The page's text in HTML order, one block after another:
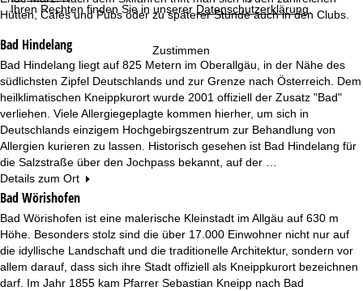
Ihren Rechten finden Sie in unserer Datenschutzerklärung
Zustimmen
Hütten, Cafés und Pubs oder zu späterer Stunde auch in den Clubs.
Bad Hindelang
Bad Hindelang liegt auf 825 Metern im Oberallgäu, in der Nähe des
südlichsten Zipfel Deutschlands und zur Grenze nach Österreich. Dem
heilklimatischen Kneippkurort wurde 2001 offiziell der Zusatz "Bad"
verliehen. Viele Allergiegeplagte kommen hierher, um sich in
Deutschlands einzigem Hochgebirgszentrum zur Behandlung von
Allergien kurieren zu lassen. Historisch gesehen ist Bad Hindelang für
die Salzstraße über den Jochpass bekannt, auf der …
Details zum Ort
Bad Wörishofen
Bad Wörishofen ist eine malerische Kleinstadt im Allgäu auf 630 m
Höhe. Besonders stolz sind die über 17.000 Einwohner nicht nur auf
die idyllische Landschaft und die traditionelle Architektur, sondern vor
allem darauf, dass sich ihre Stadt offiziell als Kneippkurort bezeichnen
darf. Im Jahr 1855 kam Pfarrer Sebastian Kneipp nach Bad